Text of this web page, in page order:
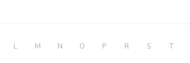
L M N O P R S T